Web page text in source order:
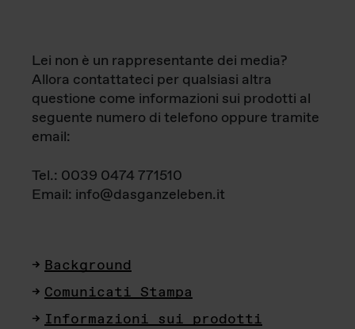
Lei non è un rappresentante dei media?
Allora contattateci per qualsiasi altra
questione come informazioni sui prodotti al
seguente numero di telefono oppure tramite
email:
Tel.: 0039 0474 771510
Email: info@dasganzeleben.it
Background
Comunicati Stampa
Informazioni sui prodotti